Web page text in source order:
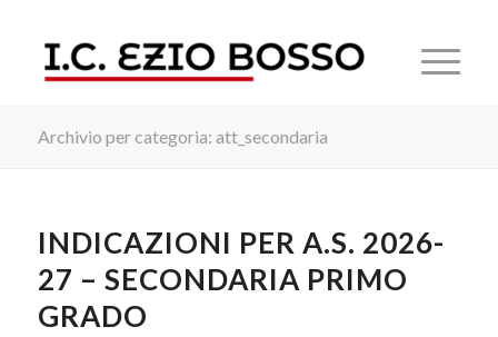
Archivio per categoria: att_secondaria
INDICAZIONI PER A.S. 2026-
27 – SECONDARIA PRIMO
GRADO